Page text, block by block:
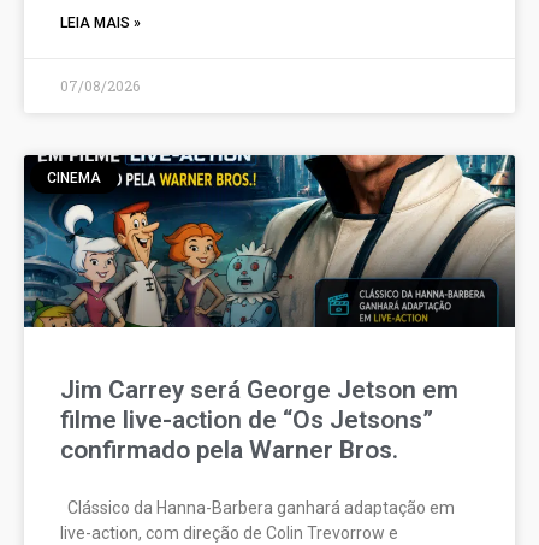
LEIA MAIS »
07/08/2026
CINEMA
Jim Carrey será George Jetson em
filme live-action de “Os Jetsons”
confirmado pela Warner Bros.
Clássico da Hanna-Barbera ganhará adaptação em
live-action, com direção de Colin Trevorrow e